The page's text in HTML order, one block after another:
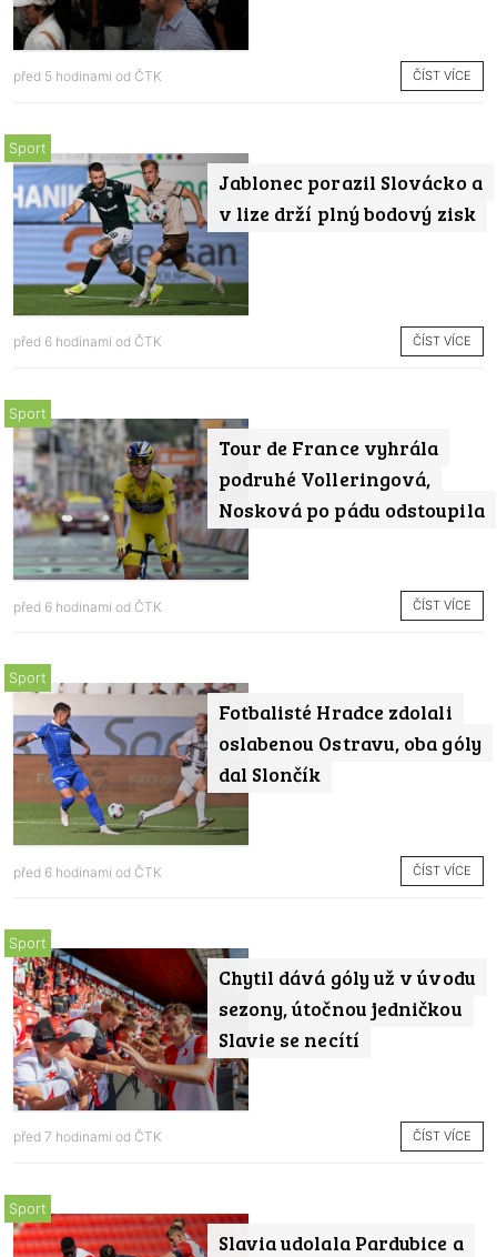
před 5 hodinami od ČTK ČÍST VÍCE
Jablonec porazil Slovácko a
v lize drží plný bodový zisk
Sport
před 6 hodinami od ČTK ČÍST VÍCE
Tour de France vyhrála
podruhé Volleringová,
Nosková po pádu odstoupila
Sport
před 6 hodinami od ČTK ČÍST VÍCE
Fotbalisté Hradce zdolali
oslabenou Ostravu, oba góly
dal Slončík
Sport
před 6 hodinami od ČTK ČÍST VÍCE
Chytil dává góly už v úvodu
sezony, útočnou jedničkou
Slavie se necítí
Sport
před 7 hodinami od ČTK ČÍST VÍCE
Slavia udolala Pardubice a
Sport